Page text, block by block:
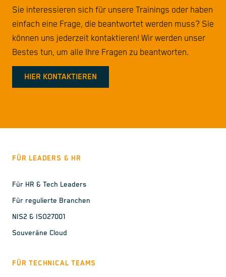
Sie interessieren sich für unsere Trainings oder haben
einfach eine Frage, die beantwortet werden muss? Sie
können uns jederzeit kontaktieren! Wir werden unser
Bestes tun, um alle Ihre Fragen zu beantworten.
HIER KONTAKTIEREN
FÜR LEADERS & HR
Für HR & Tech Leaders
Für regulierte Branchen
NIS2 & ISO27001
Souveräne Cloud
FÜR TECHNICAL TEAMS